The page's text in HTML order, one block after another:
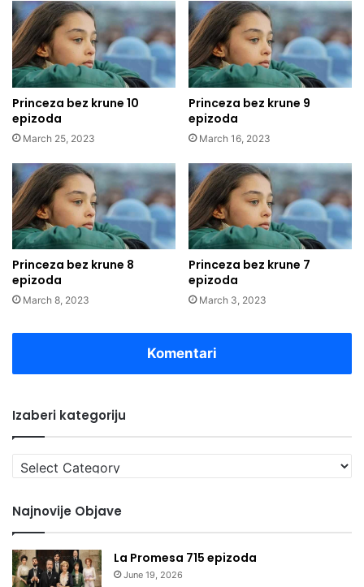
Princeza bez krune 10
epizoda
March 25, 2023
Princeza bez krune 9
epizoda
March 16, 2023
Princeza bez krune 8
epizoda
March 8, 2023
Princeza bez krune 7
epizoda
March 3, 2023
Komentari
Izaberi kategoriju
Izaberi
kategoriju
Najnovije Objave
La Promesa 715 epizoda
June 19, 2026